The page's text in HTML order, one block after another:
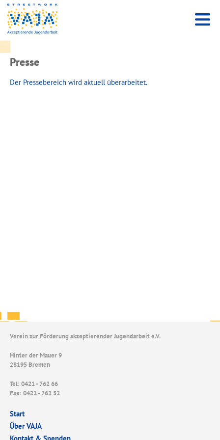
Presse
Der Pressebereich wird aktuell überarbeitet.
Verein zur Förderung akzeptierender Jugendarbeit e.V.
Hinter der Mauer 9
28195 Bremen
Tel: 0421 - 762 66
Fax: 0421 - 762 52
Start
Über VAJA